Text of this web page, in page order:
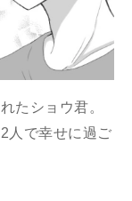
たショウ君。
人で幸せに過ご